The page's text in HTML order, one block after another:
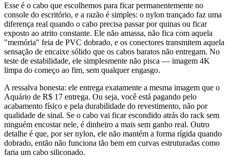
Esse é o cabo que escolhemos para ficar permanentemente no
console do escritório, e a razão é simples: o nylon trançado faz uma
diferença real quando o cabo precisa passar por quinas ou ficar
exposto ao atrito constante. Ele não amassa, não fica com aquela
"memória" feia de PVC dobrado, e os conectores transmitem aquela
sensação de encaixe sólido que os cabos baratos não entregam. No
teste de estabilidade, ele simplesmente não pisca — imagem 4K
limpa do começo ao fim, sem qualquer engasgo.
A ressalva honesta: ele entrega exatamente a mesma imagem que o
Aquário de R$ 17 entrega. Ou seja, você está pagando pelo
acabamento físico e pela durabilidade do revestimento, não por
qualidade de sinal. Se o cabo vai ficar escondido atrás do rack sem
ninguém encostar nele, é dinheiro a mais sem ganho real. Outro
detalhe é que, por ser nylon, ele não mantém a forma rígida quando
dobrado, então não funciona tão bem em curvas estruturadas como
faria um cabo siliconado.